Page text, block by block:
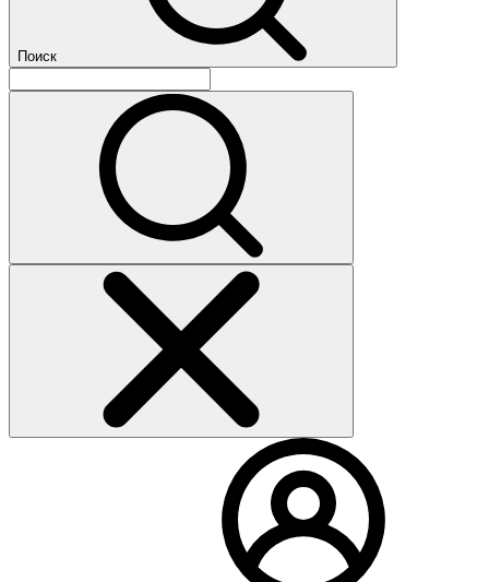
Поиск